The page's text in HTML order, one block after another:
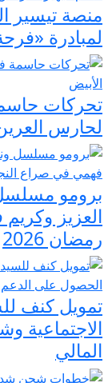
لمبادرة
تحركات
لحارس
برومو
العزيز
رمضان 2026
تمويل كنف
الاجتماعية
المالي